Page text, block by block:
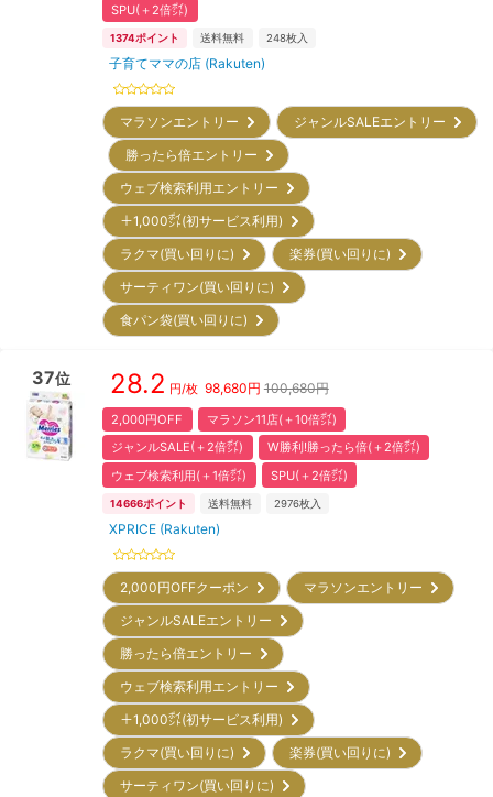
SPU(＋2倍㌽)
1374ポイント 送料無料 248枚入
子育てママの店 (Rakuten)
マラソンエントリー
ジャンルSALEエントリー
勝ったら倍エントリー
ウェブ検索利用エントリー
＋1,000㌽(初サービス利用)
ラクマ(買い回りに)
楽券(買い回りに)
サーティワン(買い回りに)
食パン袋(買い回りに)
37位 28.2 円/枚 98,680円 100,680円
2,000円OFF
マラソン11店(＋10倍㌽)
ジャンルSALE(＋2倍㌽)
W勝利!勝ったら倍(＋2倍㌽)
ウェブ検索利用(＋1倍㌽)
SPU(＋2倍㌽)
14666ポイント 送料無料 2976枚入
XPRICE (Rakuten)
2,000円OFFクーポン
マラソンエントリー
ジャンルSALEエントリー
勝ったら倍エントリー
ウェブ検索利用エントリー
＋1,000㌽(初サービス利用)
ラクマ(買い回りに)
楽券(買い回りに)
サーティワン(買い回りに)